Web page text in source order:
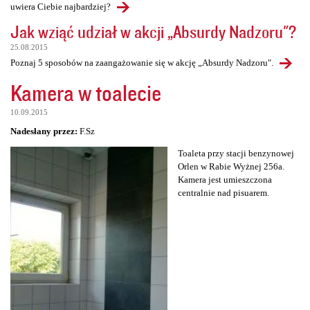
uwiera Ciebie najbardziej?
Jak wziąć udział w akcji „Absurdy Nadzoru"?
25.08.2015
Poznaj 5 sposobów na zaangażowanie się w akcję „Absurdy Nadzoru".
Kamera w toalecie
10.09.2015
Nadesłany przez: F.Sz
Toaleta przy stacji benzynowej
Orlen w Rabie Wyżnej 256a.
Kamera jest umieszczona
centralnie nad pisuarem.